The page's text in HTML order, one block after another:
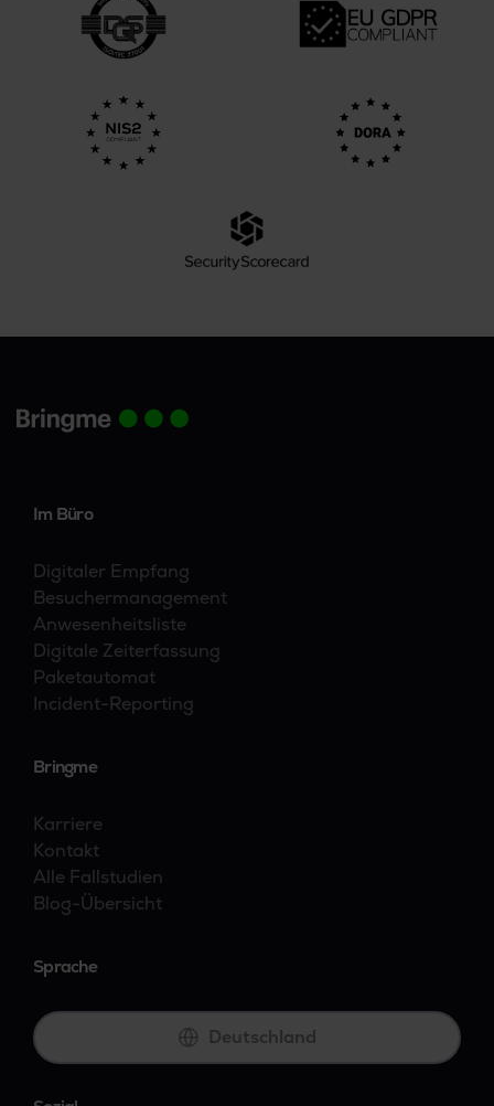
Im Büro
Digitaler Empfang
Besuchermanagement
Anwesenheitsliste
Digitale Zeiterfassung
Paketautomat
Incident-Reporting
Bringme
Karriere
Kontakt
Alle Fallstudien
Blog-Übersicht
Sprache
Deutschland